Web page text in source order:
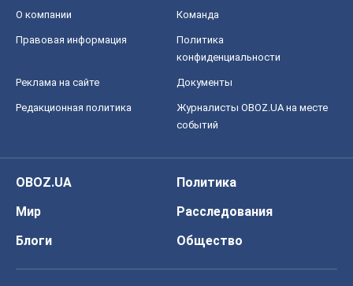
О компании Команда
Правовая информация
Политика
конфиденциальности
Реклама на сайте Документы
Редакционная политика
Журналисты OBOZ.UA на месте
событий
OBOZ.UA
Политика
Мир
Расследования
Блоги
Общество